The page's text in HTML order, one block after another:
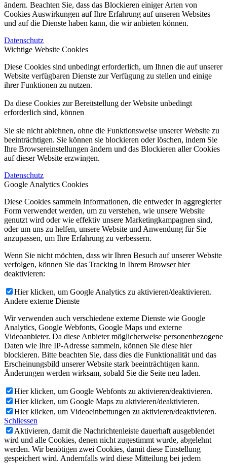
ändern. Beachten Sie, dass das Blockieren einiger Arten von
Cookies Auswirkungen auf Ihre Erfahrung auf unseren Websites
und auf die Dienste haben kann, die wir anbieten können.
Datenschutz
Wichtige Website Cookies
Diese Cookies sind unbedingt erforderlich, um Ihnen die auf unserer
Website verfügbaren Dienste zur Verfügung zu stellen und einige
ihrer Funktionen zu nutzen.
Da diese Cookies zur Bereitstellung der Website unbedingt
erforderlich sind, können
Sie sie nicht ablehnen, ohne die Funktionsweise unserer Website zu
beeinträchtigen. Sie können sie blockieren oder löschen, indem Sie
Ihre Browsereinstellungen ändern und das Blockieren aller Cookies
auf dieser Website erzwingen.
Datenschutz
Google Analytics Cookies
Diese Cookies sammeln Informationen, die entweder in aggregierter
Form verwendet werden, um zu verstehen, wie unsere Website
genutzt wird oder wie effektiv unsere Marketingkampagnen sind,
oder um uns zu helfen, unsere Website und Anwendung für Sie
anzupassen, um Ihre Erfahrung zu verbessern.
Wenn Sie nicht möchten, dass wir Ihren Besuch auf unserer Website
verfolgen, können Sie das Tracking in Ihrem Browser hier
deaktivieren:
Hier klicken, um Google Analytics zu aktivieren/deaktivieren.
Andere externe Dienste
Wir verwenden auch verschiedene externe Dienste wie Google
Analytics, Google Webfonts, Google Maps und externe
Videoanbieter. Da diese Anbieter möglicherweise personenbezogene
Daten wie Ihre IP-Adresse sammeln, können Sie diese hier
blockieren. Bitte beachten Sie, dass dies die Funktionalität und das
Erscheinungsbild unserer Website stark beeinträchtigen kann.
Änderungen werden wirksam, sobald Sie die Seite neu laden.
Hier klicken, um Google Webfonts zu aktivieren/deaktivieren.
Hier klicken, um Google Maps zu aktivieren/deaktivieren.
Hier klicken, um Videoeinbettungen zu aktivieren/deaktivieren.
Schliessen
Aktivieren, damit die Nachrichtenleiste dauerhaft ausgeblendet
wird und alle Cookies, denen nicht zugestimmt wurde, abgelehnt
werden. Wir benötigen zwei Cookies, damit diese Einstellung
gespeichert wird. Andernfalls wird diese Mitteilung bei jedem